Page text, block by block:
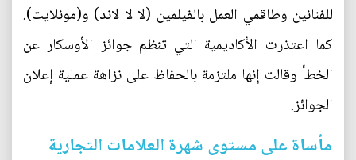
للفنانين وطاقمي العمل بالفيلمين (لا لا لاند) و(مونلايت).
كما اعتذرت الأكاديمية التي تنظم جوائز الأوسكار عن
الخطأ وقالت إنها ملتزمة بالحفاظ على نزاهة عملية إعلان
الجوائز.
مأساة على مستوى شهرة العلامات التجارية